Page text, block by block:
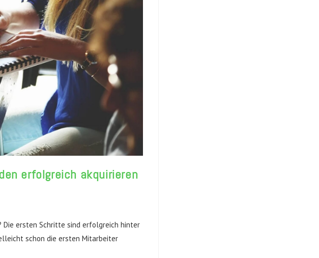
erfolgreich akquirieren
ersten Schritte sind erfolgreich hinter
schon die ersten Mitarbeiter